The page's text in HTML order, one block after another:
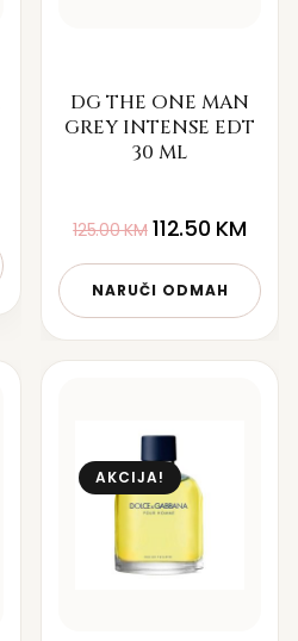
DG THE ONE MAN
GREY INTENSE EDT
30 ML
125.00KM 112.50 KM
NARUČI ODMAH
AKCIJA!